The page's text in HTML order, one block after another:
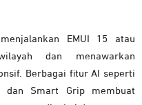
EMUI 15 atau
dan menawarkan
Berbagai fitur AI seperti
dan Smart Grip membuat